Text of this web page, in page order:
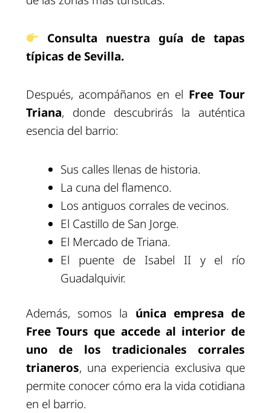
Consulta nuestra guía de tapas
típicas de Sevilla.
Después, acompáñanos en el Free Tour
Triana, donde descubrirás la auténtica
esencia del barrio:
Sus calles llenas de historia.
La cuna del flamenco.
Los antiguos corrales de vecinos.
El Castillo de San Jorge.
El Mercado de Triana.
El puente de Isabel II y el río
Guadalquivir.
Además, somos la única empresa de
Free Tours que accede al interior de
uno de los tradicionales corrales
trianeros, una experiencia exclusiva que
permite conocer cómo era la vida cotidiana
en el barrio.